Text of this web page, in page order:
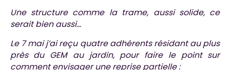
Une structure comme la trame, aussi solide, ce
serait bien aussi…
Le 7 mai j’ai reçu quatre adhérents résidant au plus
près du GEM au jardin, pour faire le point sur
comment envisager une reprise partielle :